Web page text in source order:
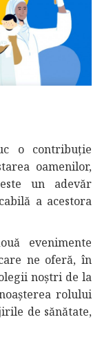
o contribuție
oamenilor,
un adevăr
a acestora
evenimente
ne oferă, în
noștri de la
rolului
de sănătate,